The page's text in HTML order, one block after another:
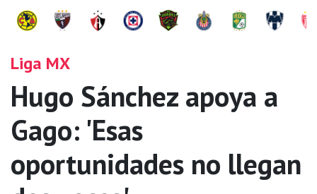
Liga MX
Hugo Sánchez apoya a
Gago: 'Esas
oportunidades no llegan